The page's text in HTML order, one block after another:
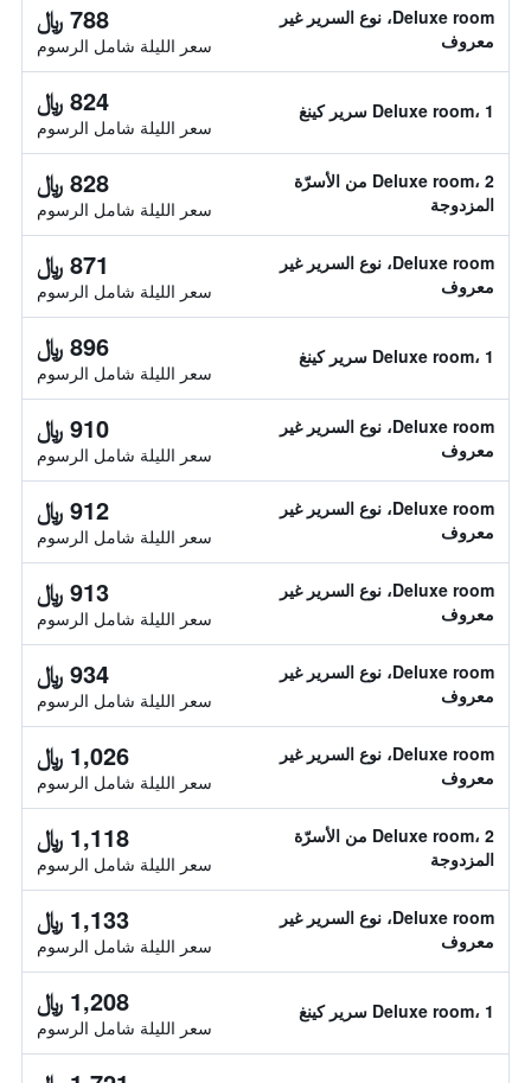
Deluxe room، نوع السرير غير
معروف
788 ﷼
سعر الليلة شامل الرسوم
Deluxe room، 1 سرير كينغ 824 ﷼
سعر الليلة شامل الرسوم
Deluxe room، 2 من الأسرّة
المزدوجة
828 ﷼
سعر الليلة شامل الرسوم
Deluxe room، نوع السرير غير
معروف
871 ﷼
سعر الليلة شامل الرسوم
Deluxe room، 1 سرير كينغ 896 ﷼
سعر الليلة شامل الرسوم
Deluxe room، نوع السرير غير
معروف
910 ﷼
سعر الليلة شامل الرسوم
Deluxe room، نوع السرير غير
معروف
912 ﷼
سعر الليلة شامل الرسوم
Deluxe room، نوع السرير غير
معروف
913 ﷼
سعر الليلة شامل الرسوم
Deluxe room، نوع السرير غير
معروف
934 ﷼
سعر الليلة شامل الرسوم
Deluxe room، نوع السرير غير
معروف
1,026 ﷼
سعر الليلة شامل الرسوم
Deluxe room، 2 من الأسرّة
المزدوجة
1,118 ﷼
سعر الليلة شامل الرسوم
Deluxe room، نوع السرير غير
معروف
1,133 ﷼
سعر الليلة شامل الرسوم
Deluxe room، 1 سرير كينغ 1,208 ﷼
سعر الليلة شامل الرسوم